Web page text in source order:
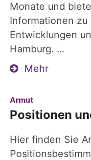
Monate und
Informationen
Entwicklungen
Hamburg. ...
Mehr
Armut:
Positionen
Hier finden Sie